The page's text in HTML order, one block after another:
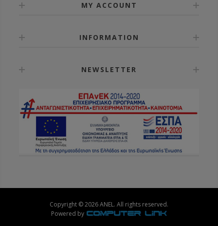
MY ACCOUNT
INFORMATION
NEWSLETTER
Copyright © 2026 ANEL. All rights reserved.
Powered by